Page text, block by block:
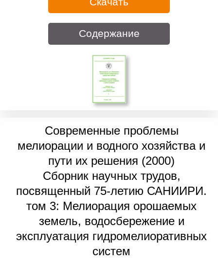
Содержание
Современные проблемы
мелиорации и водного хозяйства и
пути их решения (2000)
Сборник научных трудов,
посвященный 75-летию САНИИРИ.
том 3: Мелиорация орошаемых
земель, водосбережение и
эксплуатация гидромелиоративных
систем